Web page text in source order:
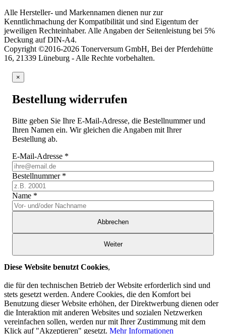
Alle Hersteller- und Markennamen dienen nur zur
Kenntlichmachung der Kompatibilität und sind Eigentum der
jeweiligen Rechteinhaber. Alle Angaben der Seitenleistung bei 5%
Deckung auf DIN-A4.
Copyright ©2016-2026 Tonerversum GmbH, Bei der Pferdehütte
16, 21339 Lüneburg - Alle Rechte vorbehalten.
×
Bestellung widerrufen
Bitte geben Sie Ihre E-Mail-Adresse, die Bestellnummer und
Ihren Namen ein. Wir gleichen die Angaben mit Ihrer
Bestellung ab.
E-Mail-Adresse *
Bestellnummer *
Name *
Abbrechen
Weiter
Diese Website benutzt Cookies,
die für den technischen Betrieb der Website erforderlich sind und
stets gesetzt werden. Andere Cookies, die den Komfort bei
Benutzung dieser Website erhöhen, der Direktwerbung dienen oder
die Interaktion mit anderen Websites und sozialen Netzwerken
vereinfachen sollen, werden nur mit Ihrer Zustimmung mit dem
Klick auf "Akzeptieren" gesetzt. Mehr Informationen